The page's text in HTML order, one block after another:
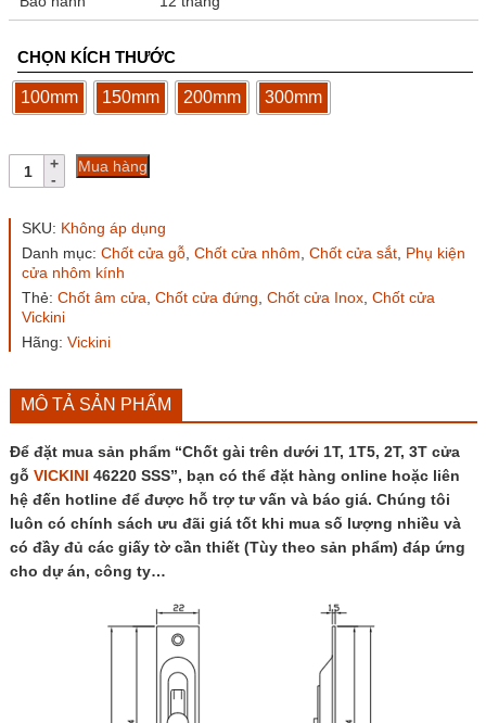
CHỌN KÍCH THƯỚC
100mm 150mm 200mm 300mm
Chốt
gài
dưới
1T5,
2T,
3T
cửa
gỗ
SSS
Mua hàng
SKU: Không áp dụng
Danh mục: Chốt cửa gỗ, Chốt cửa nhôm Chốt cửa sắt, Phụ kiện
cửa nhôm kính
Thẻ: Chốt âm cửa Chốt cửa đứng Chốt cửa Inox, Chốt cửa
Vickini
Hãng: Vickini
MÔ TẢ SẢN PHẨM
Để đặt mua sản phẩm “Chốt gài trên dưới 1T, 1T5, 2T, 3T cửa
gỗ VICKINI 46220 SSS”, bạn có thể đặt hàng online hoặc liên
hệ đến hotline để được hỗ trợ tư vấn và báo giá. Chúng tôi
luôn có chính sách ưu đãi giá tốt khi mua số lượng nhiều và
có đầy đủ các giấy tờ cần thiết (Tùy theo sản phẩm) đáp ứng
cho dự án, công ty…